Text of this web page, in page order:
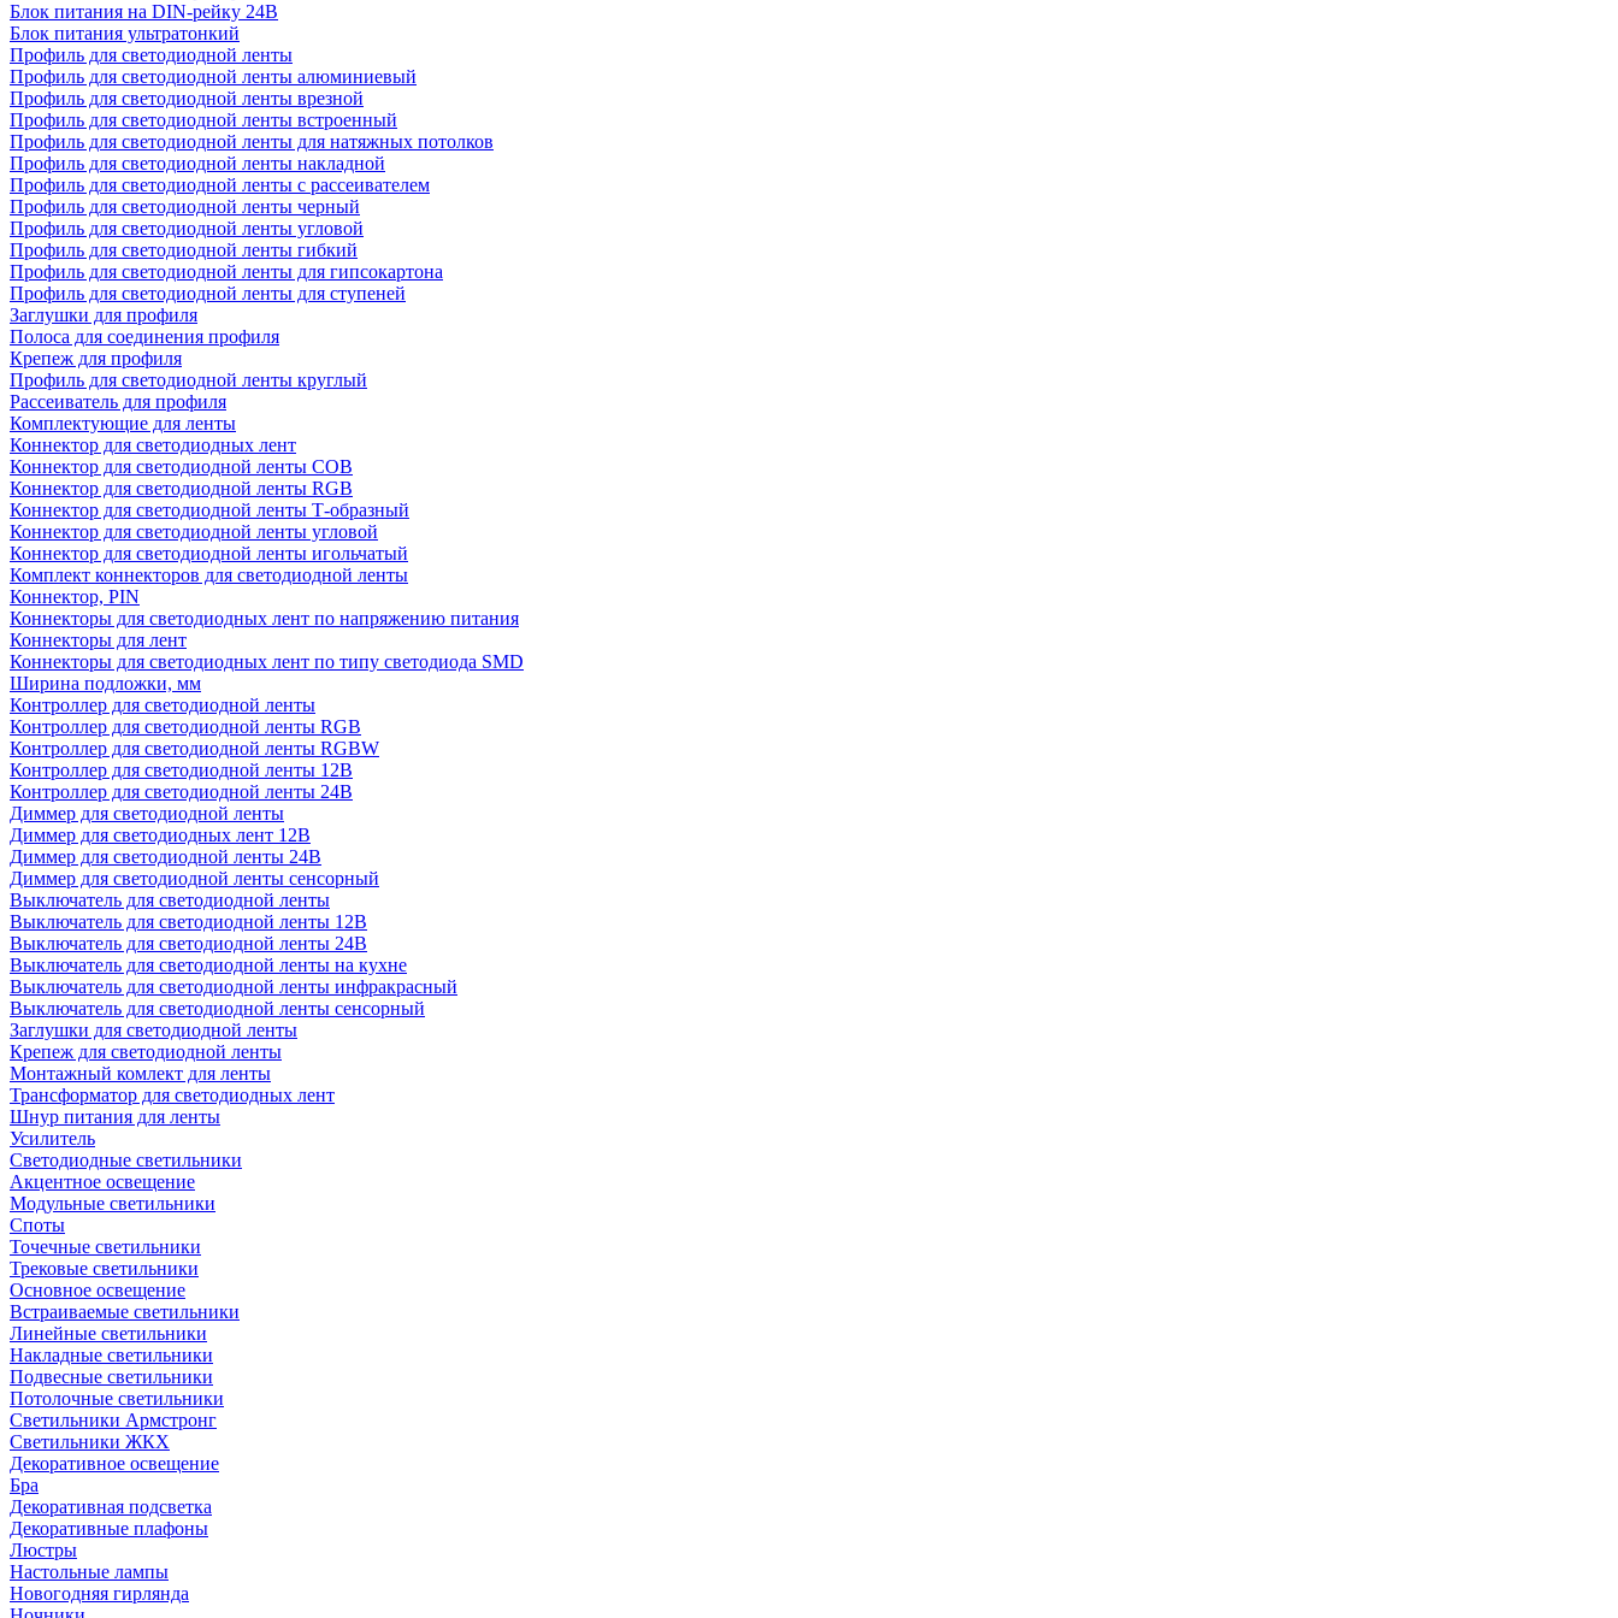
Блок питания на DIN-рейку 24В
Блок питания ультратонкий
Профиль для светодиодной ленты
Профиль для светодиодной ленты алюминиевый
Профиль для светодиодной ленты врезной
Профиль для светодиодной ленты встроенный
Профиль для светодиодной ленты для натяжных потолков
Профиль для светодиодной ленты накладной
Профиль для светодиодной ленты с рассеивателем
Профиль для светодиодной ленты черный
Профиль для светодиодной ленты угловой
Профиль для светодиодной ленты гибкий
Профиль для светодиодной ленты для гипсокартона
Профиль для светодиодной ленты для ступеней
Заглушки для профиля
Полоса для соединения профиля
Крепеж для профиля
Профиль для светодиодной ленты круглый
Рассеиватель для профиля
Комплектующие для ленты
Коннектор для светодиодных лент
Коннектор для светодиодной ленты COB
Коннектор для светодиодной ленты RGB
Коннектор для светодиодной ленты Т-образный
Коннектор для светодиодной ленты угловой
Коннектор для светодиодной ленты игольчатый
Комплект коннекторов для светодиодной ленты
Коннектор, PIN
Коннекторы для светодиодных лент по напряжению питания
Коннекторы для лент
Коннекторы для светодиодных лент по типу светодиода SMD
Ширина подложки, мм
Контроллер для светодиодной ленты
Контроллер для светодиодной ленты RGB
Контроллер для светодиодной ленты RGBW
Контроллер для светодиодной ленты 12В
Контроллер для светодиодной ленты 24В
Диммер для светодиодной ленты
Диммер для светодиодных лент 12В
Диммер для светодиодной ленты 24В
Диммер для светодиодной ленты сенсорный
Выключатель для светодиодной ленты
Выключатель для светодиодной ленты 12В
Выключатель для светодиодной ленты 24В
Выключатель для светодиодной ленты на кухне
Выключатель для светодиодной ленты инфракрасный
Выключатель для светодиодной ленты сенсорный
Заглушки для светодиодной ленты
Крепеж для светодиодной ленты
Монтажный комлект для ленты
Трансформатор для светодиодных лент
Шнур питания для ленты
Усилитель
Светодиодные светильники
Акцентное освещение
Модульные светильники
Споты
Точечные светильники
Трековые светильники
Основное освещение
Встраиваемые светильники
Линейные светильники
Накладные светильники
Подвесные светильники
Потолочные светильники
Светильники Армстронг
Светильники ЖКХ
Декоративное освещение
Бра
Декоративная подсветка
Декоративные плафоны
Люстры
Настольные лампы
Новогодняя гирлянда